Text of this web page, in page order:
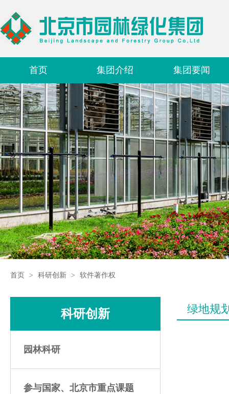
首页 集团介绍 集团要闻
首页 > 科研创新 > 软件著作权
科研创新
园林科研
参与国家、北京市重点课题
绿地规